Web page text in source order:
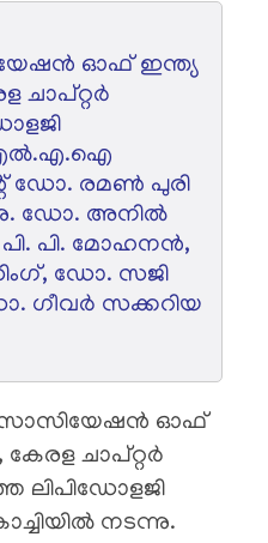
ഓഫ് ഇന്ത്യ
ഡോ. രമൺ പുരി
ഡോ. അനില്‍
പി. മോഹനൻ,
ഡോ. സജി
ഗീവര്‍ സക്കറിയ
ഓഫ്
ചാപ്റ്റര്‍
ലിപിഡോളജി
നടന്നു.